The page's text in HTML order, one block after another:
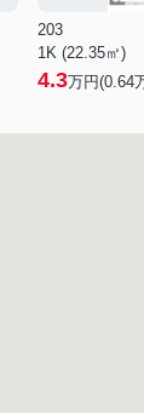
203
1K (22.35㎡)
4.3万円(0.64